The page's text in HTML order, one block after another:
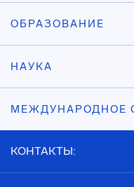
ОБРАЗОВАНИЕ
НАУКА
МЕЖДУНАРОДНОЕ
КОНТАКТЫ: